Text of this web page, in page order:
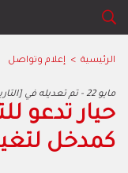
الرئيسية > إعلام وتواصل
2023 مايو 22 - تم تعديله في [التاريخ]
حيار تدعو
كمدخل